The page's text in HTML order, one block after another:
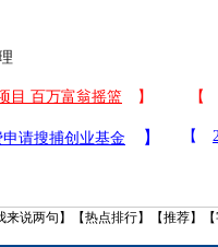
来说两句 】【热点排行】【推荐】【